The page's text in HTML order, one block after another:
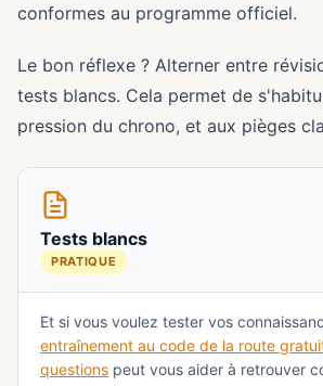
conformes au programme officiel.
Le bon réflexe ? Alterner entre
tests blancs. Cela permet de
pression du chrono, et aux pièges
Tests blancs
PRATIQUE
Et si vous voulez tester vos
entraînement au code de la route
questions peut vous aider à retrouver